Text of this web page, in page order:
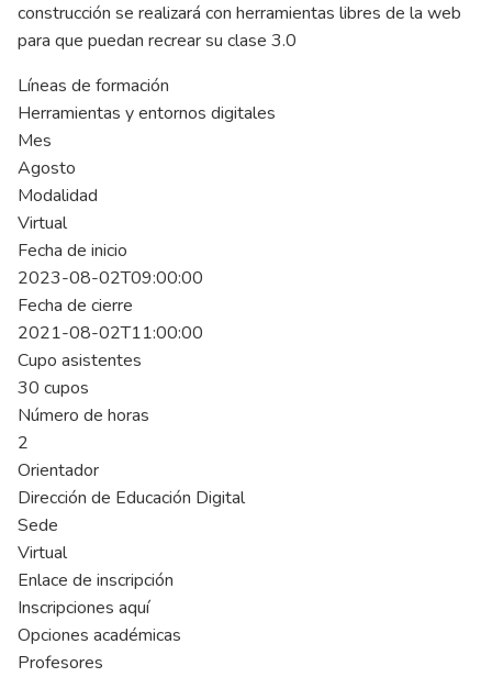
construcción se realizará con herramientas libres de la web
para que puedan recrear su clase 3.0
Líneas de formación
Herramientas y entornos digitales
Mes
Agosto
Modalidad
Virtual
Fecha de inicio
2023-08-02T09:00:00
Fecha de cierre
2021-08-02T11:00:00
Cupo asistentes
30 cupos
Número de horas
2
Orientador
Dirección de Educación Digital
Sede
Virtual
Enlace de inscripción
Inscripciones aquí
Opciones académicas
Profesores